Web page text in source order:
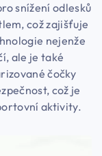
snížení odlesků
což zajišťuje
nejenže
ale je také
čočky
což je
aktivity.